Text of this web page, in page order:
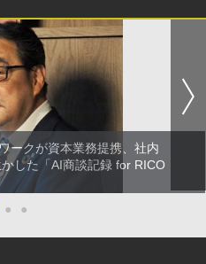
ークが資本業務提携、社内
した「AI商談記録 for RICO
● ●